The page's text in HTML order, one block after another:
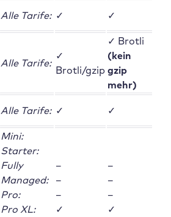
Alle Tarife: ✓ ✓
Alle Tarife:
✓
Brotli/gzip
✓ Brotli
(kein
gzip
mehr)
Alle Tarife: ✓ ✓
Mini:
Starter:
Fully
Managed:
Pro:
Pro XL:
–
–
–
✓
–
–
–
✓